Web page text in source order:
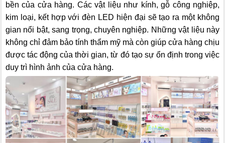
bền của cửa hàng. Các vật liệu như kính, gỗ công nghiệp,
kim loại, kết hợp với đèn LED hiện đại sẽ tạo ra một không
gian nổi bật, sang trọng, chuyên nghiệp. Những vật liệu này
không chỉ đảm bảo tính thẩm mỹ mà còn giúp cửa hàng chịu
được tác động của thời gian, từ đó tạo sự ổn định trong việc
duy trì hình ảnh của cửa hàng.